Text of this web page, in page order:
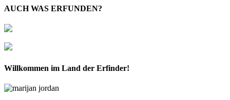
AUCH WAS ERFUNDEN?
Willkommen im Land der Erfinder!